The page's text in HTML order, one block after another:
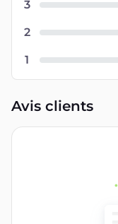
3
2
1
Avis clients